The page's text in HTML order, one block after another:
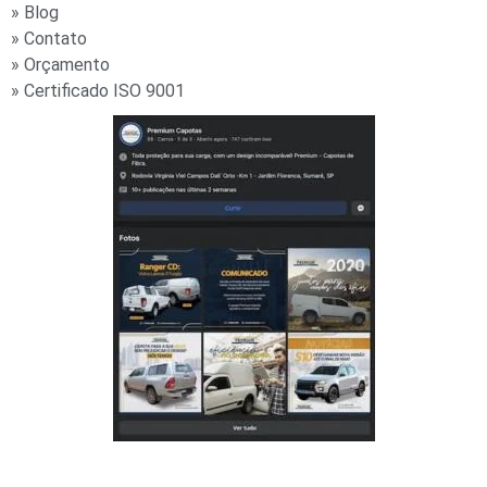
» Blog
» Contato
» Orçamento
» Certificado ISO 9001